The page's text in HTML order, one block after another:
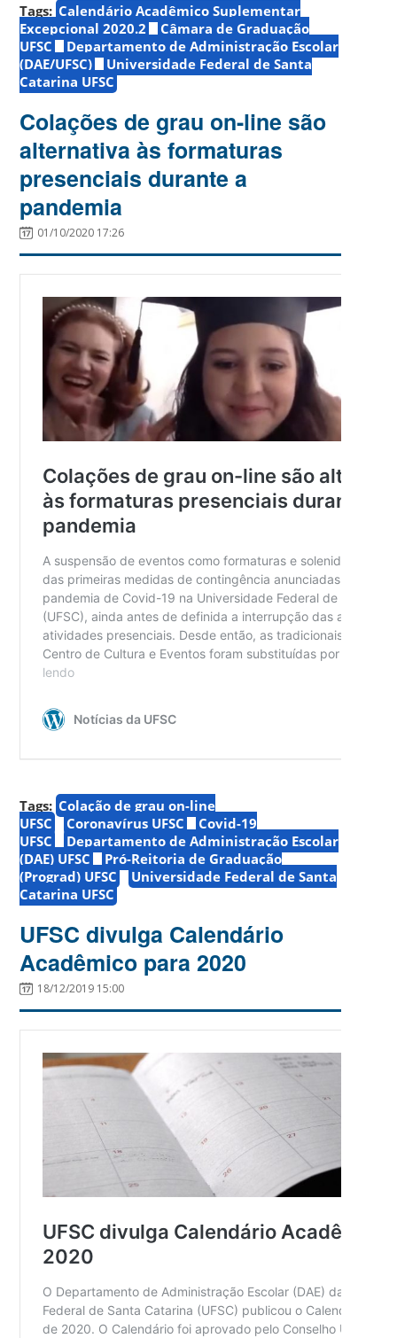
Tags: Calendário Acadêmico Suplementar
Excepcional 2020.2
Câmara de Graduação
UFSC
Departamento de Administração Escolar
(DAE/UFSC)
Universidade Federal de Santa
Catarina UFSC
Colações de grau on-line são
alternativa às formaturas
presenciais durante a
pandemia
01/10/2020 17:26
Tags: Colação de grau on-line
UFSC
Coronavírus UFSC
Covid-19
UFSC
Departamento de Administração Escolar
(DAE) UFSC
Pró-Reitoria de Graduação
(Prograd) UFSC
Universidade Federal de Santa
Catarina UFSC
UFSC divulga Calendário
Acadêmico para 2020
18/12/2019 15:00